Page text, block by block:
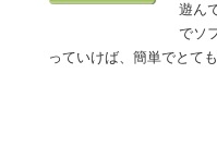
遊ん
でソ
っていけば、簡単でとて